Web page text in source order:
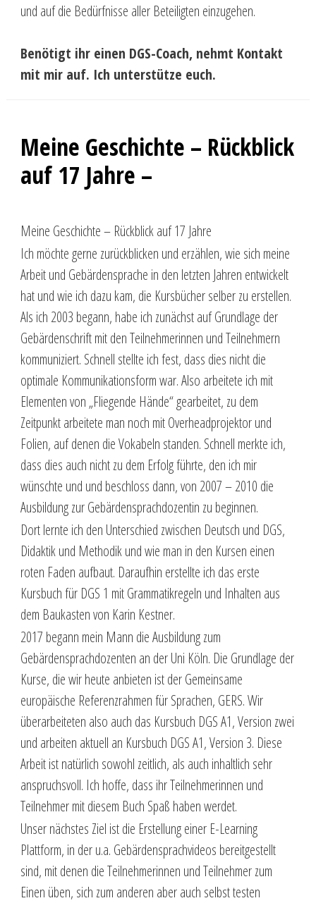
und auf die Bedürfnisse aller Beteiligten einzugehen.
Benötigt ihr einen DGS-Coach, nehmt Kontakt
mit mir auf. Ich unterstütze euch.
Meine Geschichte – Rückblick
auf 17 Jahre –
Meine Geschichte – Rückblick auf 17 Jahre
Ich möchte gerne zurückblicken und erzählen, wie sich meine
Arbeit und Gebärdensprache in den letzten Jahren entwickelt
hat und wie ich dazu kam, die Kursbücher selber zu erstellen.
Als ich 2003 begann, habe ich zunächst auf Grundlage der
Gebärdenschrift mit den Teilnehmerinnen und Teilnehmern
kommuniziert. Schnell stellte ich fest, dass dies nicht die
optimale Kommunikationsform war. Also arbeitete ich mit
Elementen von „Fliegende Hände“ gearbeitet, zu dem
Zeitpunkt arbeitete man noch mit Overheadprojektor und
Folien, auf denen die Vokabeln standen. Schnell merkte ich,
dass dies auch nicht zu dem Erfolg führte, den ich mir
wünschte und und beschloss dann, von 2007 – 2010 die
Ausbildung zur Gebärdensprachdozentin zu beginnen.
Dort lernte ich den Unterschied zwischen Deutsch und DGS,
Didaktik und Methodik und wie man in den Kursen einen
roten Faden aufbaut. Daraufhin erstellte ich das erste
Kursbuch für DGS 1 mit Grammatikregeln und Inhalten aus
dem Baukasten von Karin Kestner.
2017 begann mein Mann die Ausbildung zum
Gebärdensprachdozenten an der Uni Köln. Die Grundlage der
Kurse, die wir heute anbieten ist der Gemeinsame
europäische Referenzrahmen für Sprachen, GERS. Wir
überarbeiteten also auch das Kursbuch DGS A1, Version zwei
und arbeiten aktuell an Kursbuch DGS A1, Version 3. Diese
Arbeit ist natürlich sowohl zeitlich, als auch inhaltlich sehr
anspruchsvoll. Ich hoffe, dass ihr Teilnehmerinnen und
Teilnehmer mit diesem Buch Spaß haben werdet.
Unser nächstes Ziel ist die Erstellung einer E-Learning
Plattform, in der u.a. Gebärdensprachvideos bereitgestellt
sind, mit denen die Teilnehmerinnen und Teilnehmer zum
Einen üben, sich zum anderen aber auch selbst testen